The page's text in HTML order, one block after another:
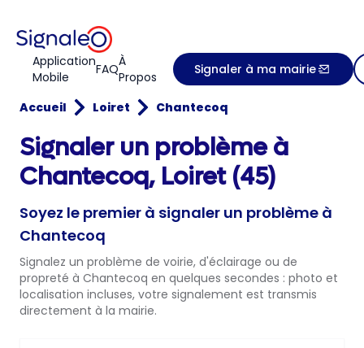
Application
Mobile
FAQÀ
Propos
Signaler à ma mairie
Accueil Loiret Chantecoq
Signaler un problème à
Chantecoq, Loiret (45)
Soyez le premier à signaler un problème à
Chantecoq
Signalez un problème de voirie, d'éclairage ou de
propreté à Chantecoq en quelques secondes : photo et
localisation incluses, votre signalement est transmis
directement à la mairie.